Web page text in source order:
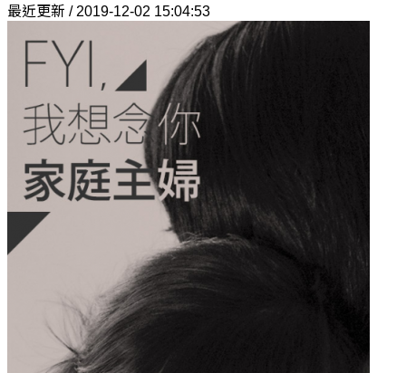
最近更新 / 2019-12-02 15:04:53